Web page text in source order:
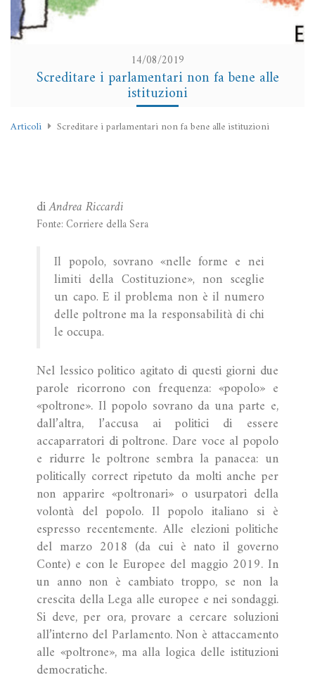
14/08/2019
Screditare i parlamentari non fa bene alle
istituzioni
Articoli Screditare i parlamentari non fa bene alle istituzioni
diAndrea Riccardi
Fonte: Corriere della Sera
Il popolo, sovrano «nelle forme e nei
limiti della Costituzione», non sceglie
un capo. E il problema non è il numero
delle poltrone ma la responsabilità di chi
le occupa.
Nel lessico politico agitato di questi giorni due
parole ricorrono con frequenza: «popolo» e
«poltrone». Il popolo sovrano da una parte e,
dall’altra, l’accusa ai politici di essere
accaparratori di poltrone. Dare voce al popolo
e ridurre le poltrone sembra la panacea: un
politically correct ripetuto da molti anche per
non apparire «poltronari» o usurpatori della
volontà del popolo. Il popolo italiano si è
espresso recentemente. Alle elezioni politiche
del marzo 2018 (da cui è nato il governo
Conte) e con le Europee del maggio 2019. In
un anno non è cambiato troppo, se non la
crescita della Lega alle europee e nei sondaggi.
Si deve, per ora, provare a cercare soluzioni
all’interno del Parlamento. Non è attaccamento
alle «poltrone», ma alla logica delle istituzioni
democratiche.